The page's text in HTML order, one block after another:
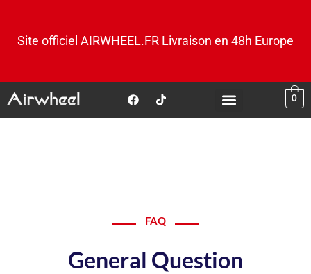
Site officiel AIRWHEEL.FR Livraison en 48h Europe
0
FAQ
General Question